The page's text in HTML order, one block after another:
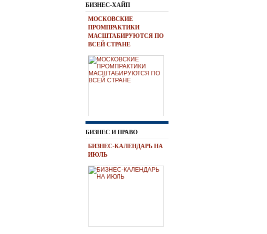
БИЗНЕС-ХАЙП
МОСКОВСКИЕ
ПРОМПРАКТИКИ
МАСШТАБИРУЮТСЯ ПО
ВСЕЙ СТРАНЕ
БИЗНЕС И ПРАВО
БИЗНЕС-КАЛЕНДАРЬ НА
ИЮЛЬ